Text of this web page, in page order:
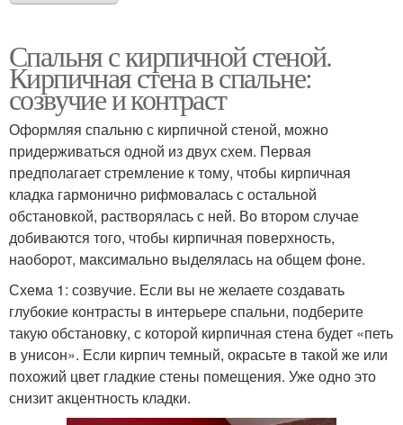
Спальня с кирпичной стеной.
Кирпичная стена в спальне:
созвучие и контраст
Оформляя спальню с кирпичной стеной, можно
придерживаться одной из двух схем. Первая
предполагает стремление к тому, чтобы кирпичная
кладка гармонично рифмовалась с остальной
обстановкой, растворялась с ней. Во втором случае
добиваются того, чтобы кирпичная поверхность,
наоборот, максимально выделялась на общем фоне.
Схема 1: созвучие. Если вы не желаете создавать
глубокие контрасты в интерьере спальни, подберите
такую обстановку, с которой кирпичная стена будет «петь
в унисон». Если кирпич темный, окрасьте в такой же или
похожий цвет гладкие стены помещения. Уже одно это
снизит акцентность кладки.